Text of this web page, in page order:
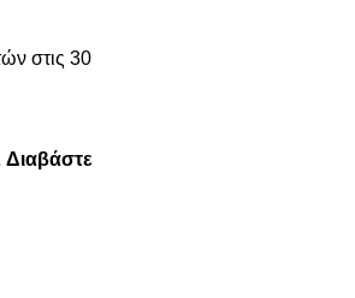
στις 30
Διαβάστε